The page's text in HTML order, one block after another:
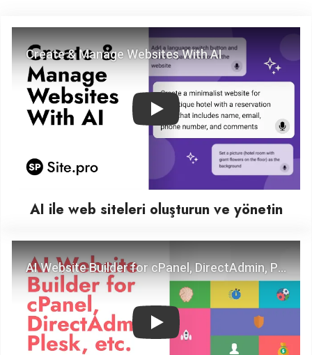
Play
AI ile web siteleri oluşturun ve yönetin
Play